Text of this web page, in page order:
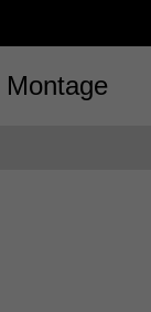
Montage